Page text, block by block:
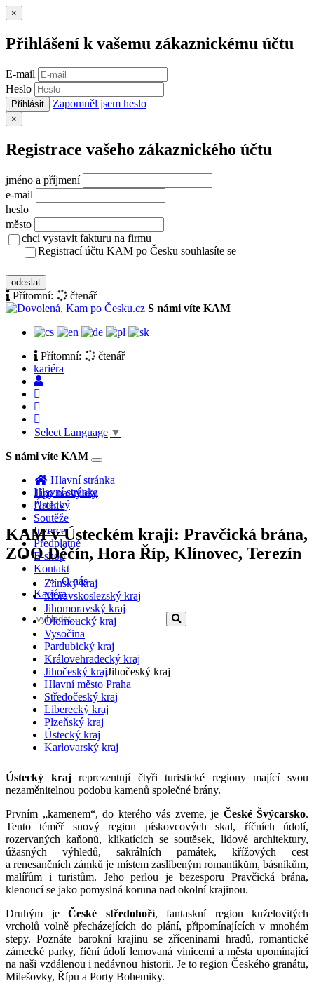
×
Přihlášení k vašemu zákaznickému účtu
E-mail
Heslo
Přihlásit Zapomněl jsem heslo
×
Registrace vašeho zákaznického účtu
jméno a příjmení
e-mail
heslo
město
chci vystavit fakturu na firmu
Registrací účtu KAM po Česku souhlasíte se
odeslat
Přítomní:
čtenář
S námi víte KAM
Přítomní:
čtenář
kariéra
Select Language ▼
S námi víte KAM
Toggle
navigation
Hlavní stránka
Tipy na výlety
Archiv
Soutěže
Inzerce
Předplatné
E-shop
Kontakt
O nás
Kariéra
Hlavní stránka
Ústecký
KAM v Ústeckém kraji: Pravčická brána,
ZOO Děčín, Hora Říp, Klínovec, Terezín
Zlínský kraj
Moravskoslezský kraj
Jihomoravský kraj
Olomoucký kraj
Vysočina
Pardubický kraj
Královehradecký kraj
Jihočeský krajJihočeský kraj
Hlavní město Praha
Středočeský kraj
Liberecký kraj
Plzeňský kraj
Ústecký kraj
Karlovarský kraj
Ústecký krajreprezentují čtyři turistické regiony mající svou
nezaměnitelnou podobu kamenů společné brány.
Prvním „kamenem“, do kterého vás zveme, je České Švýcarsko.
Tento téměř snový region pískovcových skal, říčních údolí,
rozervaných kaňonů, klikatících se soutěsek, lidové architektury,
úžasných výhledů, sakrálních památek, křížových cest
a renesančních zámků je místem zaslíbeným romantikům, básníkům,
malířům i turistům. Jeho perlou je bezesporu Pravčická brána,
klenoucí se jako pomyslná koruna nad okolní krajinou.
Druhým je České středohoří, fantaskní region kuželovitých
vrcholů volně přecházejících do plání, připomínajících v mnohém
stepy. Poznáte barokní krajinu se zříceninami hradů, romantické
zámecké parky, říční údolí lemovaná vinicemi a města upomínající
na naši vzdálenou i nedávnou historii. Je to region Českého granátu,
Milešovky, Řípu a Porty Bohemiky.